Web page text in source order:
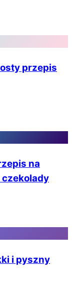
przepis
na
czekolady
i pyszny